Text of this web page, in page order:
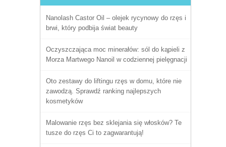
Nanolash Castor Oil – olejek rycynowy do rzęs i
brwi, który podbija świat beauty
Oczyszczająca moc minerałów: sól do kąpieli z
Morza Martwego Nanoil w codziennej pielęgnacji
Oto zestawy do liftingu rzęs w domu, które nie
zawodzą. Sprawdź ranking najlepszych
kosmetyków
Malowanie rzęs bez sklejania się włosków? Te
tusze do rzęs Ci to zagwarantują!